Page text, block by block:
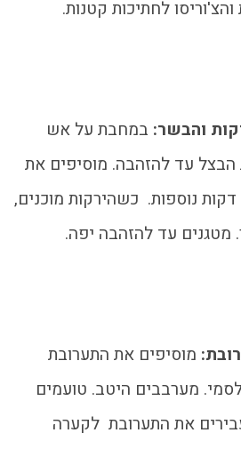
לחתיכות קטנות.
והבשר: במחבת על אש
עד להזהבה. מוסיפים את
הפלפל ומטגנים 5 דקות נוספות. כשהירקות מוכנים,
עד להזהבה יפה.
מוסיפים את התערובת
מערבבים היטב. טועמים
את התערובת לקערה